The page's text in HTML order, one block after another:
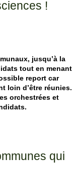
!
jusqu’à la
tout en menant
report car
loin d’être réunies.
orchestrées et
qui